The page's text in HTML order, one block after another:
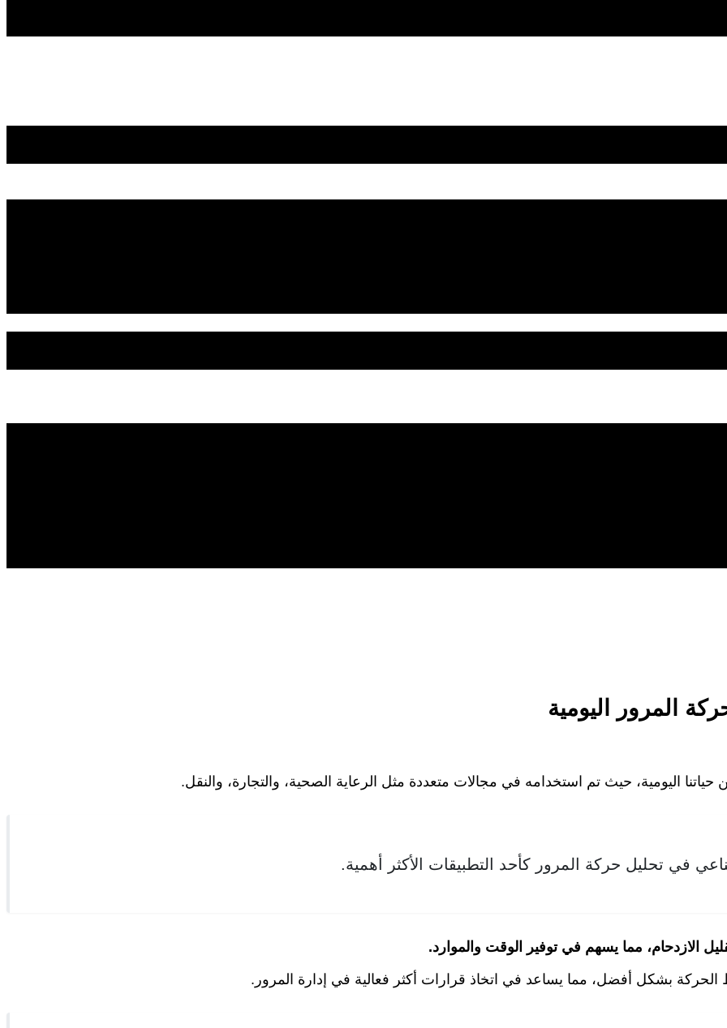
المرور اليومية
اليومية، حيث تم استخدامه في مجالات متعددة مثل الرعاية الصحية، والتجارة، والنقل.
في تحليل حركة المرور كأحد التطبيقات الأكثر أهمية.
الازدحام، مما يسهم في توفير الوقت والموارد.
الحركة بشكل أفضل، مما يساعد في اتخاذ قرارات أكثر فعالية في إدارة المرور.